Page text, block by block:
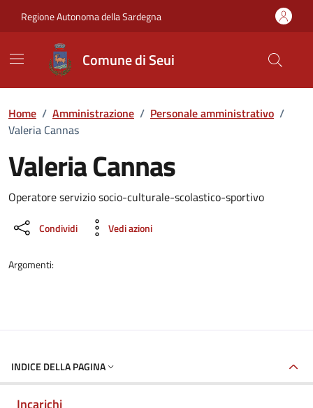
Regione Autonoma della Sardegna
Comune di Seui
Home / Amministrazione / Personale amministrativo /
Valeria Cannas
Valeria Cannas
Dettaglio della persona
Operatore servizio socio-culturale-scolastico-sportivo
Condividi Vedi azioni
Argomenti:
INDICE DELLA PAGINA
Incarichi